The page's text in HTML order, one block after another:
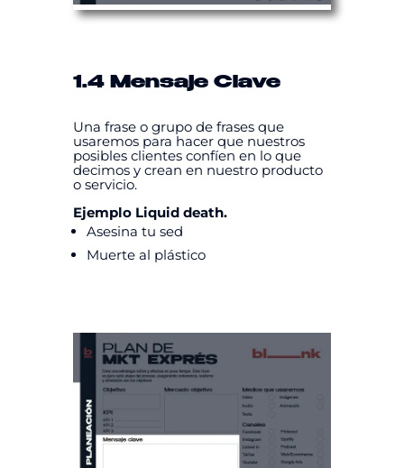
1.4 Mensaje Clave
Una frase o grupo de frases que
usaremos para hacer que nuestros
posibles clientes confíen en lo que
decimos y crean en nuestro producto
o servicio.
Ejemplo Liquid death.
Asesina tu sed
Muerte al plástico